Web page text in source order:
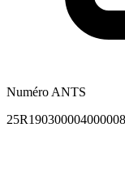
Numéro ANTS
25R190300004000008